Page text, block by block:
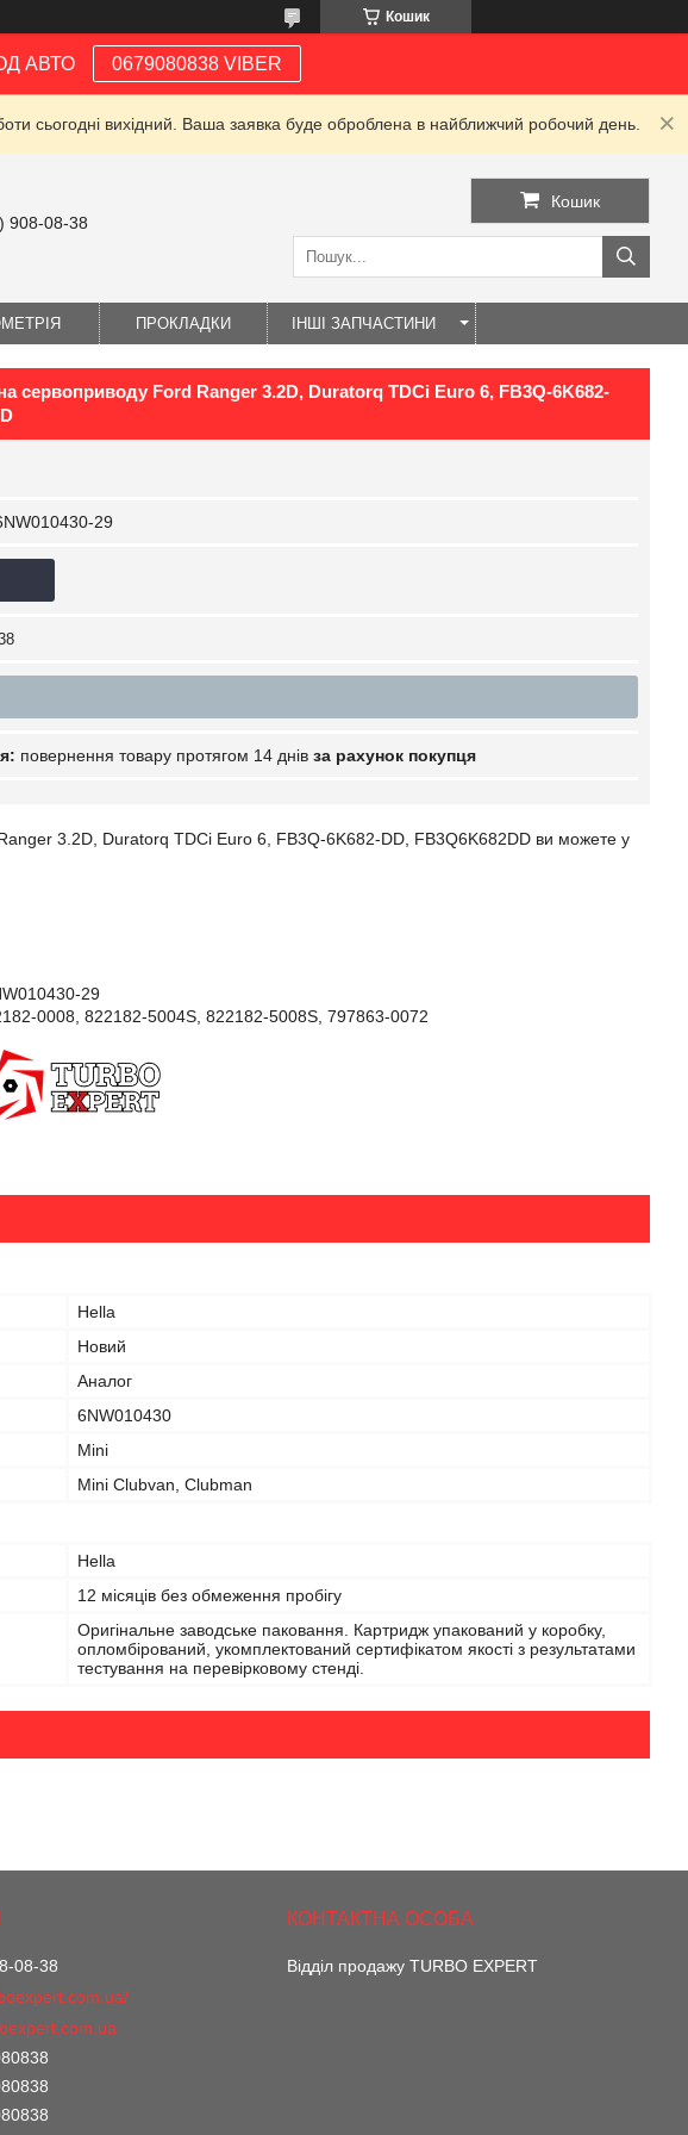
Кошик
АВТО 0679080838 VIBER
сьогодні вихідний. Ваша заявка буде оброблена в найближчий робочий день.
908-08-38
Кошик
ПРОКЛАДКИ ІНШІ ЗАПЧАСТИНИ
сервоприводу Ford Ranger 3.2D, Duratorq TDCi Euro 6, FB3Q-6K682-
29
повернення товару протягом 14 днів за рахунок покупця
3.2D, Duratorq TDCi Euro 6, FB3Q-6K682-DD, FB3Q6K682DD ви можете у
29
0008, 822182-5004S, 822182-5008S, 797863-0072
Hella
Новий
Аналог
6NW010430
Mini
Mini Clubvan, Clubman
Hella
12 місяців без обмеження пробігу
Оригінальне заводське паковання. Картридж упакований у коробку,
опломбірований, укомплектований сертифікатом якості з результатами
тестування на перевірковому стенді.
08-38
Відділ продажу TURBO EXPERT